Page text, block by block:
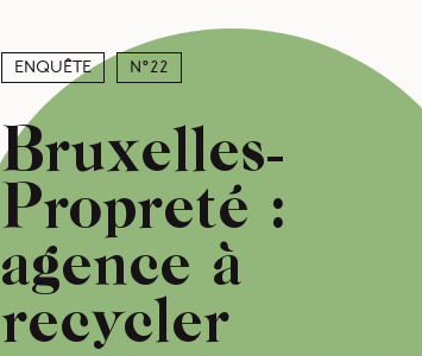
Enquête N°22
Bruxelles-
Propreté :
agence à
recycler